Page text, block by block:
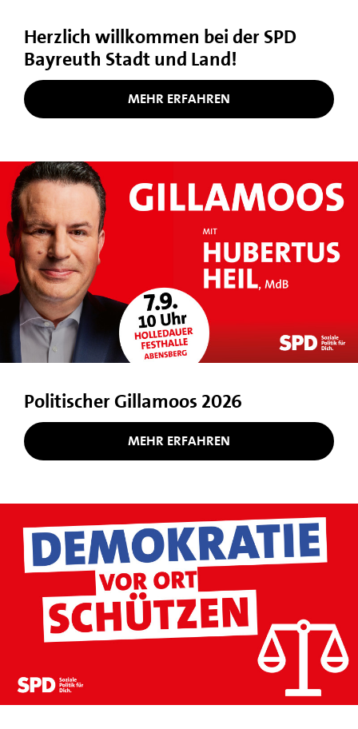
Herzlich willkommen bei der SPD
Bayreuth Stadt und Land!
MEHR ERFAHREN
Politischer Gillamoos 2026
MEHR ERFAHREN